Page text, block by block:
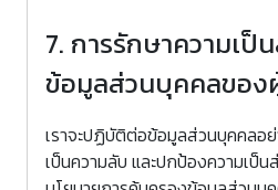
7. การรักษาความเป็
ข้อมูลส่วนบุคคลของ
เราจะปฏิบัติต่อข้อมูลส่วนบุคคลอ
เป็นความลับ และปกป้องความเป็